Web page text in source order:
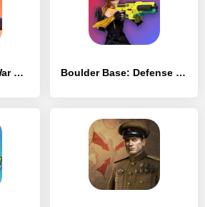
GUNS UP ! Mobile War Strategy - [MOD Много монет] Boulder Base: Defense strategy - [MOD Много денег]